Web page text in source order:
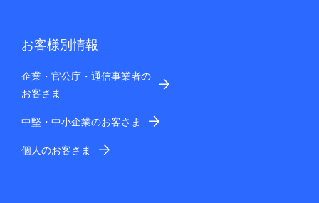
お客様別情報
企業・官公庁・通信事業者の
お客さま
中堅・中小企業のお客さま
個人のお客さま